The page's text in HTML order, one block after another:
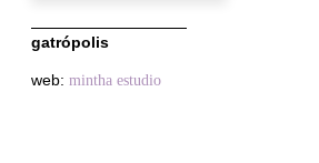
gatrópolis
web: mintha estudio